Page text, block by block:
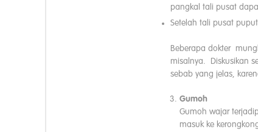
pangkal tali pusat
Setelah tali pusat
Beberapa dokter
misalnya. Diskusikan
sebab yang jelas,
Gumoh
Gumoh wajar
masuk ke